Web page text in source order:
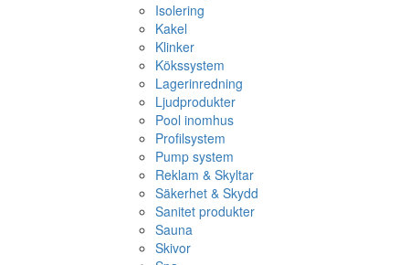
Isolering
Kakel
Klinker
Kökssystem
Lagerinredning
Ljudprodukter
Pool inomhus
Profilsystem
Pump system
Reklam & Skyltar
Säkerhet & Skydd
Sanitet produkter
Sauna
Skivor